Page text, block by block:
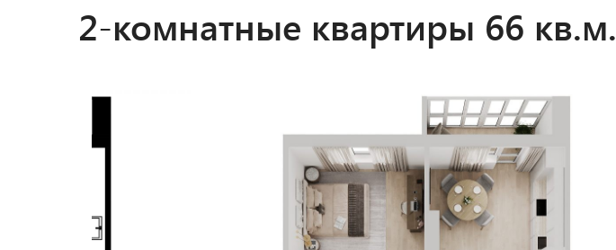
2-комнатные квартиры 66 кв.м.